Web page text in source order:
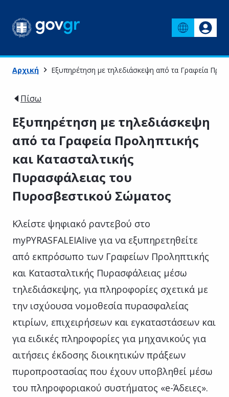
Αρχική Εξυπηρέτηση με τηλεδιάσκεψη από τα Γραφεία
Πίσω
Εξυπηρέτηση με τηλεδιάσκεψη
από τα Γραφεία Προληπτικής
και Κατασταλτικής
Πυρασφάλειας του
Πυροσβεστικού Σώματος
Κλείστε ψηφιακό ραντεβού στο
myPYRASFALEIAlive για να εξυπηρετηθείτε
από εκπρόσωπο των Γραφείων Προληπτικής
και Κατασταλτικής Πυρασφάλειας μέσω
τηλεδιάσκεψης, για πληροφορίες σχετικά με
την ισχύουσα νομοθεσία πυρασφαλείας
κτιρίων, επιχειρήσεων και εγκαταστάσεων και
για ειδικές πληροφορίες για μηχανικούς για
αιτήσεις έκδοσης διοικητικών πράξεων
πυροπροστασίας που έχουν υποβληθεί μέσω
του πληροφοριακού συστήματος «e-Άδειες».